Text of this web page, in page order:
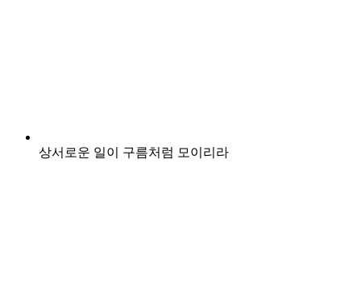
상서로운 일이 구름처럼 모이리라